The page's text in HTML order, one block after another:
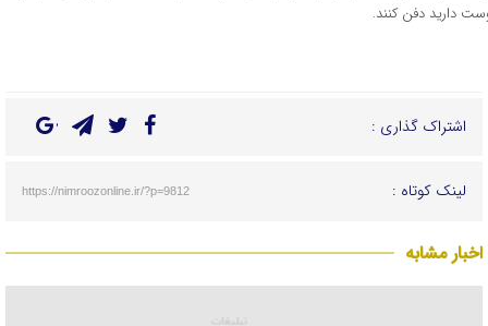
دارید دفن کنند.
اشتراک گذاری :
لینک کوتاه : https://nimroozonline.ir/?p=9812
اخبار مشابه